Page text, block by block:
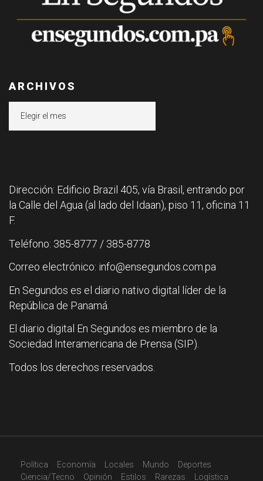
ARCHIVOS
Dirección: Edificio Brazil 405, vía Brasil, entrando por
la Calle del Agua (al lado del Idaan), piso 11, oficina 11
F.
Teléfono: 385-8777 / 385-8778
Correo electrónico: info@ensegundos.com.pa
En Segundos es el diario nativo digital líder de la
República de Panamá.
El diario digital En Segundos es miembro de la
Sociedad Interamericana de Prensa (SIP).
Todos los derechos reservados.
Política Economía Locales Mundo
Deportes
Ciencia/Tecno
Opinión Estilos Rarezas Logística